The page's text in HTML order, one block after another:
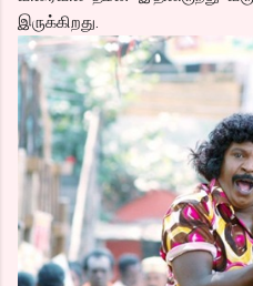
இருக்கிறது.